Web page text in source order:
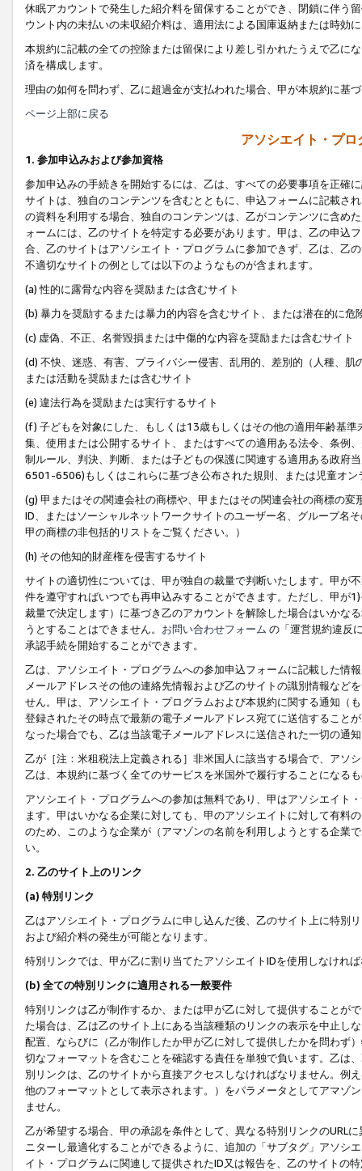
休眠アカウントで発生した紹介料を留保することができ、閉鎖に伴う
ウント内の未払いの未収紹介料は、適用法による国庫返納または時効
本規約に記載の全ての控除または留保により差し引かれたうえで乙に
済を構成します。
理由の如何を問わず、乙に超過金が支払われた場合、甲が本規約に基
ページ上部に戻る
アソシエイト・プ
1. 参加申込みおよび参加資格
参加申込みの手続きを開始するには、乙は、すべての必要事項を正確
サイトは、独自のコンテンツを含むとともに、申込フォームに記載さ
の資料を利用する場合、独自のコンテンツは、乙がコンテンツに含め
ォームには、乙のサイトを特定する必要があります。甲は、乙の申込
合、乙のサイトはアソシエイト・プログラムに参加できず、乙は、乙
不適切なサイトの例としては以下のようなものが含まれます。
(a) 性的に露骨な内容を奨励または含むサイト
(b) 暴力を奨励するまたは暴力的内容を含むサイト、または潜在的に
(c) 虚偽、不正、名誉毀損または中傷的な内容を奨励または含むサイト
(d) 不快、迷惑、有害、プライバシー侵害、乱用的、差別的（人種、
または活動を奨励または含むサイト
(e) 違法行為を奨励または実行するサイト
(f) 子どもを対象にした、もしくは13歳もしくはその他の適用年齢基
集、使用または公開するサイト、またはすべての適用ある法令、条例
制ルール、判決、判断、または子どもの保護に関連する適用ある政府
6501-6506)もしくはこれらに基づき公布された規則、または児童オン
(g) 甲またはその関連会社の商標や、甲またはその関連会社の商標の
ID、またはソーシャルネットワークサイトのユーザー名、グループ名
甲の商標の非包括的リストをご覧ください。）
(h) その他知的財産権を侵害するサイト
サイトの適切性については、甲が独自の裁量で判断いたします。甲が
件を遵守すればいつでも再申込みすることができます。ただし、甲が
裁量で決定します）に基づき乙のアカウントを解除した場合はいかな
うとすることはできません。 お問い合わせフォーム の「運営規約違反
承認手続を開始することができます。
乙は、アソシエイト・プログラムへの参加申込フォームに記載した情
メールアドレスその他の連絡先情報および乙のサイトの識別情報など
せん。甲は、アソシエイト・プログラムおよび本規約に関する通知（
登録されたその時点で最新の電子メールアドレス宛てに送信すること
なった場合でも、乙は当該電子メールアドレスに送信された一切の通
乙が［注：米租税法上定義される］非米国人に該当する場合で、アソ
乙は、本規約に基づく全てのサービスを米国外で履行することになる
アソシエイト・プログラムへの参加は無料であり、甲はアソシエイト
ます。甲はいかなる企業に対しても、甲のアソシエイトに対して有料
のため、このような企業が（アマゾンの名前を利用しようとする企業
い。
2. 乙のサイト上のリンク
(a) 特別リンク
乙はアソシエイト・プログラムに申し込んだ後、乙のサイト上に特別
および紹介料の発生が可能となります。
特別リンクでは、甲が乙に割り当てたアソシエイトIDを使用しなけれ
(b) 全ての特別リンクに適用される一般要件
特別リンクは乙が制作するか、または甲が乙に対して提供することが
た場合は、乙は乙のサイト上にある当該種類のリンクの表示を中止し
配置、ならびに（乙が制作したか甲が乙に対して提供したかを問わず
切なフォーマットを含むことを確認する責任を単独で負います。乙は
別リンクは、乙のサイトから直接アクセスしなければなりません。例
他のフォーマットとして表示されます。）をパラメータとしてアマゾ
ません。
乙が希望する場合、甲の承認を条件として、異なる特別リンクのURL
ニターし最適化することができるように、追加の「サブタグ」アソシ
イト・プログラムに関連して提供されたID又は報告を、乙のサイトの